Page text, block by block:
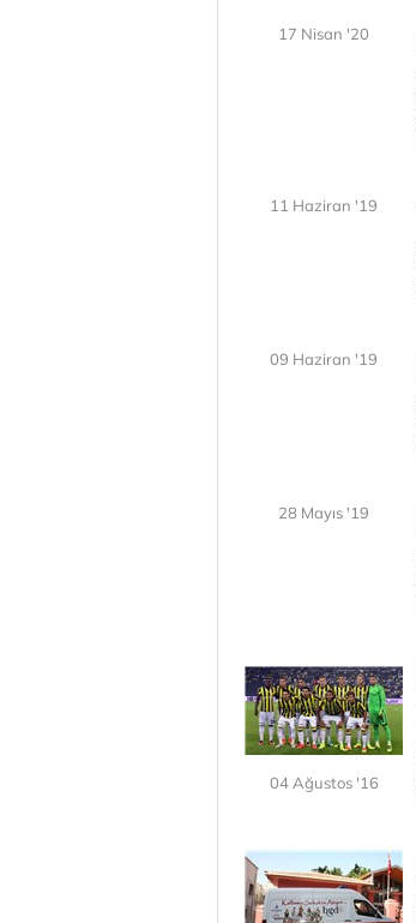
17 Nisan '20
11 Haziran '19
09 Haziran '19
28 Mayıs '19
04 Ağustos '16